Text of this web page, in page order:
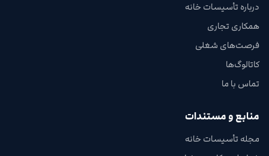
درباره تأسیسات خانه
همکاری تجاری
فرصت‌های شغلی
کاتالوگ‌ها
تماس با ما
منابع و مستندات
مجله تأسیسات خانه